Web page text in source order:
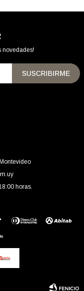
horas.
novedades!
SUSCRIBIRME